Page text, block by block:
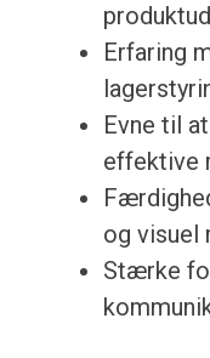
Erfaring
Evne til
effektive
og visuel
Stærke